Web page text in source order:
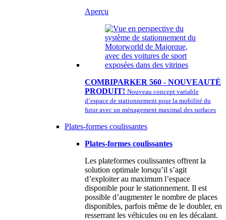
Aperçu
COMBIPARKER 560 - NOUVEAUTÉ
PRODUIT! Nouveau concept variable
d’espace de stationnement pour la mobilité du
futur avec un ménagement maximal des surfaces
Plates-formes coulissantes
Plates-formes coulissantes
Les plateformes coulissantes offrent la
solution optimale lorsqu’il s’agit
d’exploiter au maximum l’espace
disponible pour le stationnement. Il est
possible d’augmenter le nombre de places
disponibles, parfois même de le doubler, en
resserrant les véhicules ou en les décalant.